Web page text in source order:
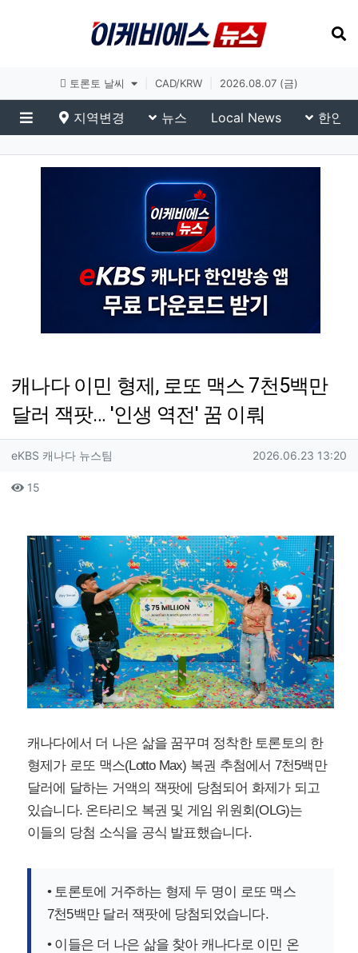
토론토 날씨 CAD/KRW 2026.08.07 (금)
메뉴
지역변경 뉴스 Local News 한인
eKBS News
캐나다 이민 형제, 로또 맥스 7천5백만
달러 잭팟… '인생 역전' 꿈 이뤄
작성자 정보
eKBS 캐나다 뉴스팀 작성일
2026.06.23 13:20
컨텐츠 정보
15
캐나다에서 더 나은 삶을 꿈꾸며 정착한 토론토의 한
형제가 로또 맥스(Lotto Max) 복권 추첨에서 7천5백만
달러에 달하는 거액의 잭팟에 당첨되어 화제가 되고
있습니다. 온타리오 복권 및 게임 위원회(OLG)는
이들의 당첨 소식을 공식 발표했습니다.
• 토론토에 거주하는 형제 두 명이 로또 맥스
7천5백만 달러 잭팟에 당첨되었습니다.
• 이들은 더 나은 삶을 찾아 캐나다로 이민 온